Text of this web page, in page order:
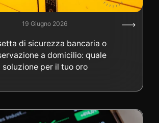
19 Giugno 2026
di sicurezza bancaria o
a domicilio: quale
soluzione per il tuo oro